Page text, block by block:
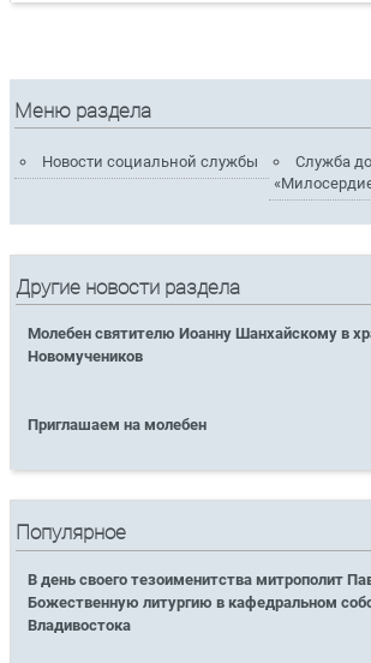
Меню раздела
Новости социальной службы
Служба
Другие новости раздела
Молебен святителю Иоанну Шанхайскому в
Новомучеников
Приглашаем на молебен
Популярное
В день своего тезоименитства митрополит
Божественную литургию в кафедральном
Владивостока